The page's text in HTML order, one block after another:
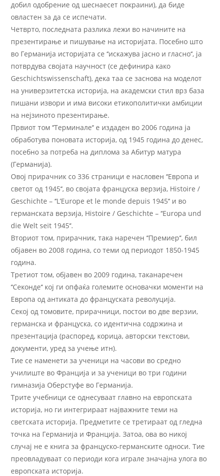
добил одобрение од шеснаесет покраини), да биде
овластен за да се испечати.
Четврто, последната разлика лежи во начините на
презентирање и пишување на историјата. Посебно што
во Германија историјата се ‘‘искажува јасно и гласно‘‘, ја
потврдува својата научност (се дефинира како
Geschichtswissenschaft), дека таа се заснова на моделот
на универзитетска историја, на академски стил врз база
пишани извори и има високи етикополитички амбиции
на нејзиното презентирање.
Првиот том ‘‘Терминале‘‘ е издаден во 2006 година ја
обработува поновата историја, од 1945 година до денес,
посебно за потреба на диплома за Абитур матура
(Германија).
Овој прирачник со 336 страници е насловен ‘‘Европа и
светот од 1945‘‘, во својата француска верзија, Histoire /
Geschichte – ‘‘L’Europe et le monde depuis 1945‘‘ и во
германската верзија, Histoire / Geschichte – ‘‘Europa und
die Welt seit 1945‘‘.
Вториот том, прирачник, така наречен ‘‘Премиер‘‘, бил
објавен во 2008 година, со теми од периодот 1850-1945
година.
Третиот том, објавен во 2009 година, таканаречен
‘‘Секонде‘‘ кој ги опфаќа големите основачки моменти на
Европа од антиката до француската револуција.
Секој од томовите, прирачници, постои во две верзии,
германска и француска, со идентична содржина и
презентација (распоред, корица, авторски текстови,
документи, уред за учење итн).
Тие се наменети за ученици на часови во средно
училиште во Франција и за ученици во три години
гимназија Оберстуфе во Германија.
Трите учебници се однесуваат главно на европската
историја, но ги интегрираат најважните теми на
светската историја. Предметите се третираат од гледна
точка на Германија и Франција. Затоа, ова во никој
случај не е книга за француско-германските односи. Тие
преовладуваат со периоди кога играле значајна улога во
европската историја.